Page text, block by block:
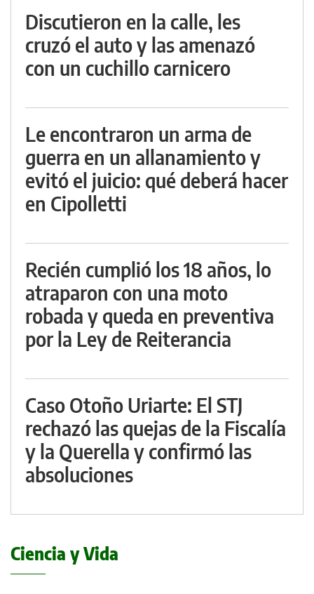
Discutieron en la calle, les
cruzó el auto y las amenazó
con un cuchillo carnicero
Le encontraron un arma de
guerra en un allanamiento y
evitó el juicio: qué deberá hacer
en Cipolletti
Recién cumplió los 18 años, lo
atraparon con una moto
robada y queda en preventiva
por la Ley de Reiterancia
Caso Otoño Uriarte: El STJ
rechazó las quejas de la Fiscalía
y la Querella y confirmó las
absoluciones
Ciencia y Vida